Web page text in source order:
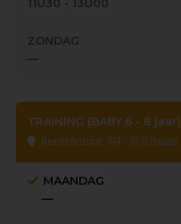
11U30 - 13U00
ZONDAG
—
TRAINING (BABY 6 - 8 jaar)
Neerpedestraat, 184 - 1070 Brussel
MAANDAG
—